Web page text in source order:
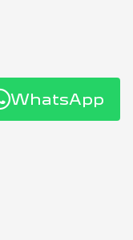
WhatsApp